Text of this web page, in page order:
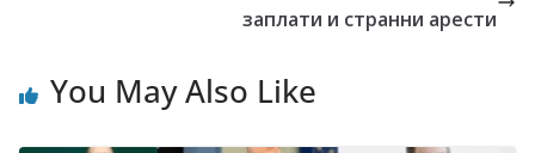
заплати и странни арести
You May Also Like